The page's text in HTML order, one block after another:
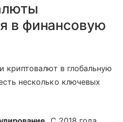
в финансовую
криптовалют в глобальную
несколько ключевых